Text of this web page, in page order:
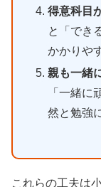
得意科目
と「でき
かかりや
親も一緒
「一緒に
然と勉強
これらの工夫は